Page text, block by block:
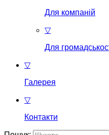
Для компаній
▽
Для
▽
Галерея
▽
Контакти